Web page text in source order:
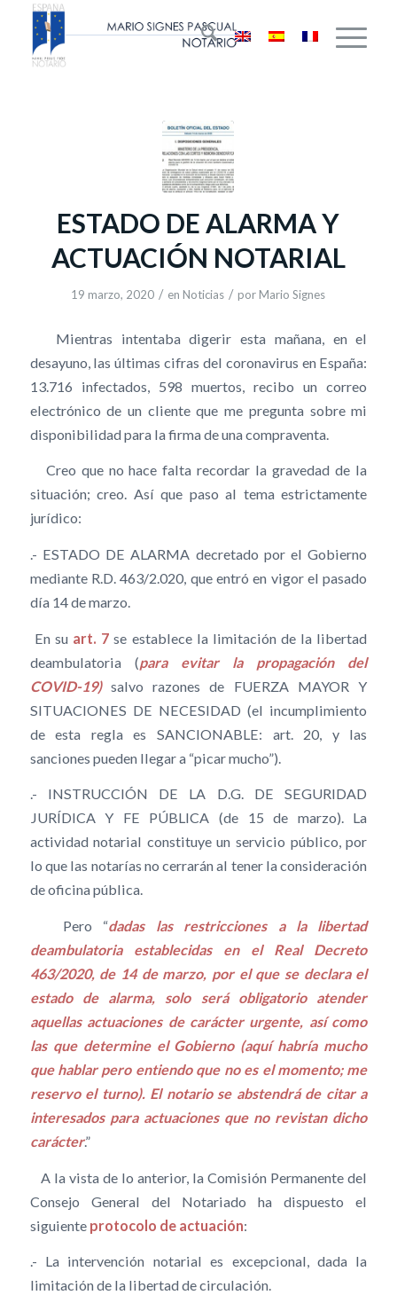
ESTADO DE ALARMA Y
ACTUACIÓN NOTARIAL
19 marzo, 2020 / en Noticias / por Mario Signes
Mientras intentaba digerir esta mañana, en el
desayuno, las últimas cifras del coronavirus en España:
13.716 infectados, 598 muertos, recibo un correo
electrónico de un cliente que me pregunta sobre mi
disponibilidad para la firma de una compraventa.
Creo que no hace falta recordar la gravedad de la
situación; creo. Así que paso al tema estrictamente
jurídico:
.- ESTADO DE ALARMA decretado por el Gobierno
mediante R.D. 463/2.020, que entró en vigor el pasado
día 14 de marzo.
En su art. 7 se establece la limitación de la libertad
deambulatoria (para evitar la propagación del
COVID-19)salvo razones de FUERZA MAYOR Y
SITUACIONES DE NECESIDAD (el incumplimiento
de esta regla es SANCIONABLE: art. 20, y las
sanciones pueden llegar a “picar mucho”).
.- INSTRUCCIÓN DE LA D.G. DE SEGURIDAD
JURÍDICA Y FE PÚBLICA (de 15 de marzo). La
actividad notarial constituye un servicio público, por
lo que las notarías no cerrarán al tener la consideración
de oficina pública.
Pero “dadas las restricciones a la libertad
deambulatoria establecidas en el Real Decreto
463/2020, de 14 de marzo, por el que se declara el
estado de alarma, solo será obligatorio atender
aquellas actuaciones de carácter urgente, así como
las que determine el Gobierno (aquí habría mucho
que hablar pero entiendo que no es el momento; me
reservo el turno). El notario se abstendrá de citar a
interesados para actuaciones que no revistan dicho
carácter.”
A la vista de lo anterior, la Comisión Permanente del
Consejo General del Notariado ha dispuesto el
siguiente protocolo de actuación:
.- La intervención notarial es excepcional, dada la
limitación de la libertad de circulación.